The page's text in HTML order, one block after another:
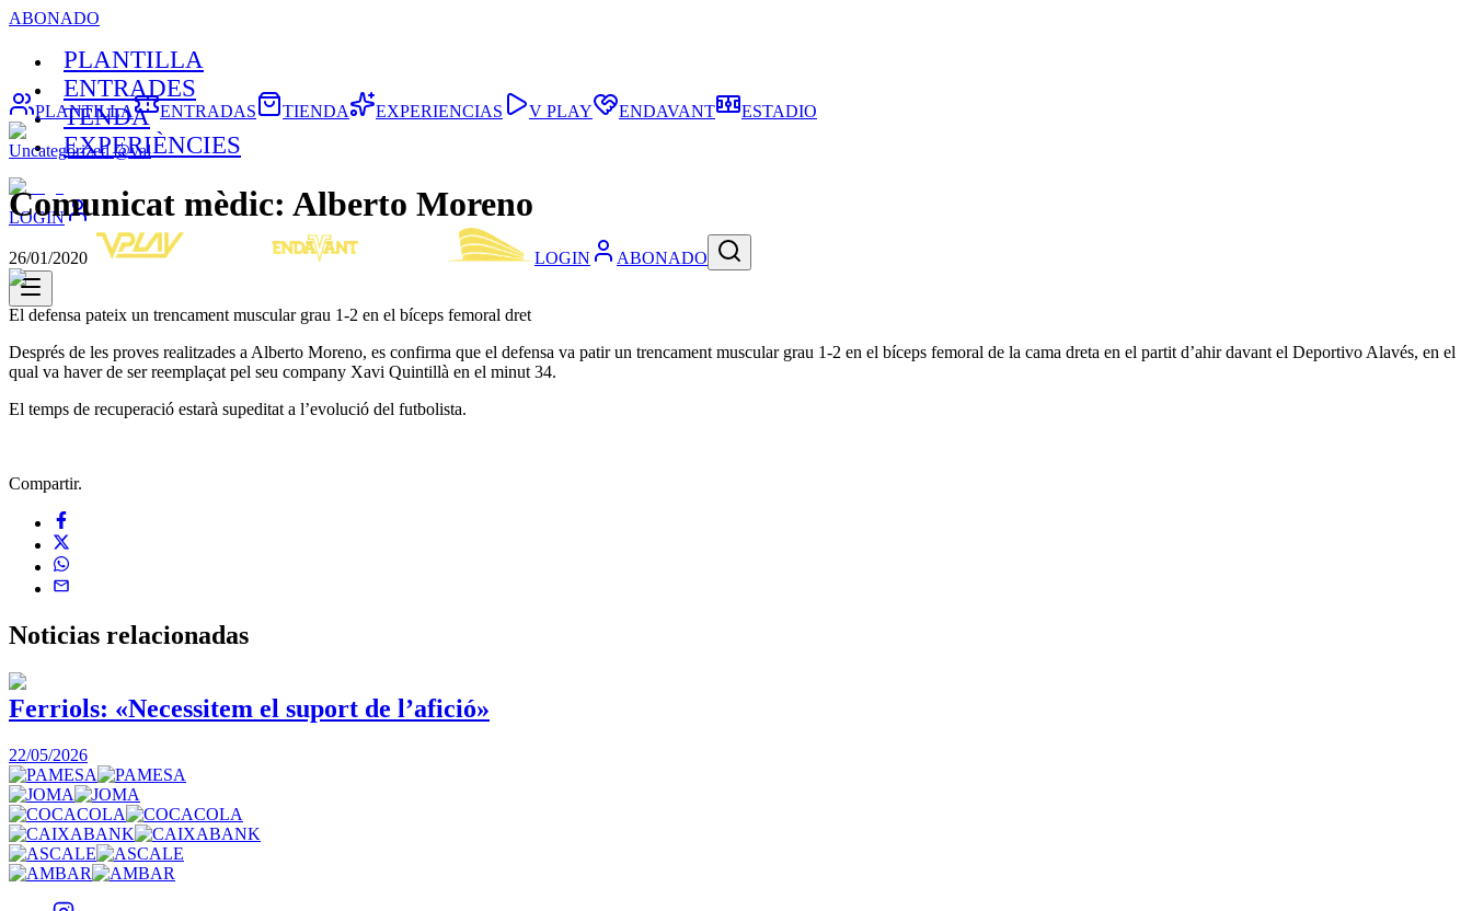
ABONADO
PLANTILLA
ENTRADES
TENDA
EXPERIÈNCIES
LOGIN
LOGIN ABONADO
PLANTILLA ENTRADAS TIENDA EXPERIENCIAS V PLAY ENDAVANT ESTADIO
Uncategorized @val
Comunicat mèdic: Alberto Moreno
26/01/2020
El defensa pateix un trencament muscular grau 1-2 en el bíceps femoral dret
Després de les proves realitzades a Alberto Moreno, es confirma que el defensa va patir un trencament muscular grau 1-2 en el bíceps femoral de la cama dreta en el partit d’ahir davant el Deportivo Alavés, en el
qual va haver de ser reemplaçat pel seu company Xavi Quintillà en el minut 34.
El temps de recuperació estarà supeditat a l’evolució del futbolista.
Compartir.
Noticias relacionadas
Ferriols: «Necessitem el suport de l’afició»
22/05/2026